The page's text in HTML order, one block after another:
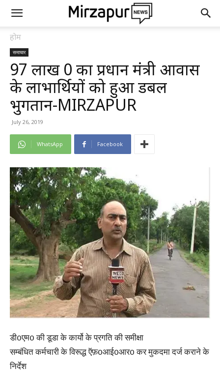
होम
समाचार
97 लाख रू0 का प्रधान मंत्री आवास
के लाभार्थियों को हुआ डबल
भुगतान-MIRZAPUR
July 26, 2019
WhatsApp Facebook
डी0एम0 की डूडा के कार्यो के प्रगति की समीक्षा
सम्बंधित कर्मचारी के विरूद्ध ऍफ़0आई0आर0 कर मुकदमा दर्ज कराने के
निर्देश